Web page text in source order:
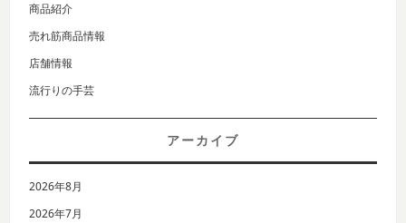
商品紹介
売れ筋商品情報
店舗情報
流行りの手芸
アーカイブ
2026年8月
2026年7月